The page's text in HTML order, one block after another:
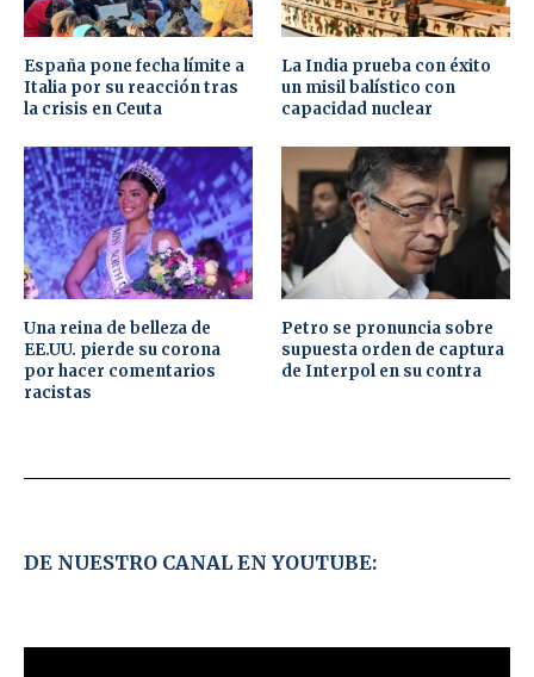
España pone fecha límite a
Italia por su reacción tras
la crisis en Ceuta
La India prueba con éxito
un misil balístico con
capacidad nuclear
Una reina de belleza de
EE.UU. pierde su corona
por hacer comentarios
racistas
Petro se pronuncia sobre
supuesta orden de captura
de Interpol en su contra
DE NUESTRO CANAL EN YOUTUBE: